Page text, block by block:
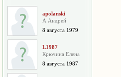
apolanski
А Андрей
8 августа 1979
L1987
Крючина Елена
8 августа 1987